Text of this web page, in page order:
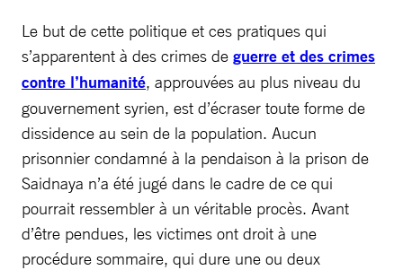
Le but de cette politique et ces pratiques qui
s’apparentent à des crimes de guerre et des crimes
contre l’humanité, approuvées au plus niveau du
gouvernement syrien, est d’écraser toute forme de
dissidence au sein de la population. Aucun
prisonnier condamné à la pendaison à la prison de
Saidnaya n’a été jugé dans le cadre de ce qui
pourrait ressembler à un véritable procès. Avant
d’être pendues, les victimes ont droit à une
procédure sommaire, qui dure une ou deux